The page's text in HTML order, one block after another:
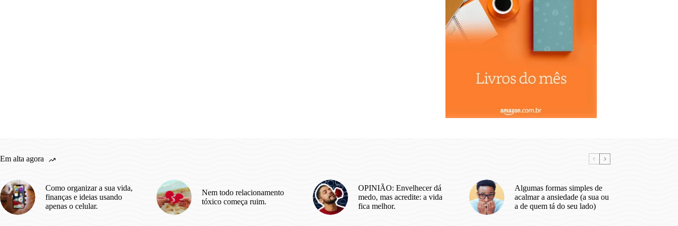
Em alta agora
Como organizar a sua vida,
finanças e ideias usando
apenas o celular.
Nem todo relacionamento
tóxico começa ruim.
OPINIÃO: Envelhecer dá
medo, mas acredite: a vida
fica melhor.
Algumas formas simples de
acalmar a ansiedade (a sua ou
a de quem tá do seu lado)